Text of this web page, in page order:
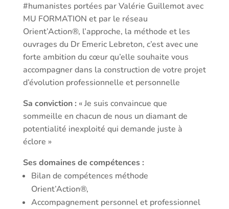
#humanistes portées par Valérie Guillemot avec
MU FORMATION et par le réseau
Orient’Action®, l’approche, la méthode et les
ouvrages du Dr Emeric Lebreton, c’est avec une
forte ambition du cœur qu’elle souhaite vous
accompagner dans la construction de votre projet
d’évolution professionnelle et personnelle
Sa conviction : « Je suis convaincue que
sommeille en chacun de nous un diamant de
potentialité inexploité qui demande juste à
éclore »
Ses domaines de compétences :
Bilan de compétences méthode
Orient’Action®,
Accompagnement personnel et professionnel